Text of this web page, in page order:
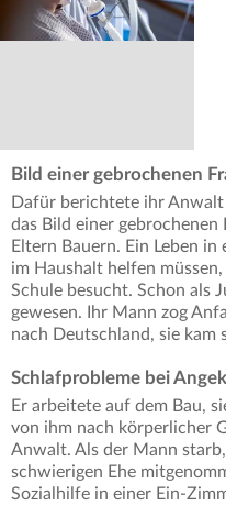
Bild einer gebrochenen
Dafür berichtete ihr Anwalt
das Bild einer gebrochenen
Eltern Bauern. Ein Leben
im Haushalt helfen
Schule besucht. Schon als
gewesen. Ihr Mann zog
nach Deutschland, sie kam
Schlafprobleme bei
Er arbeitete auf dem Bau,
von ihm nach körperlicher
Anwalt. Als der Mann
schwierigen Ehe
Sozialhilfe in einer Ein-